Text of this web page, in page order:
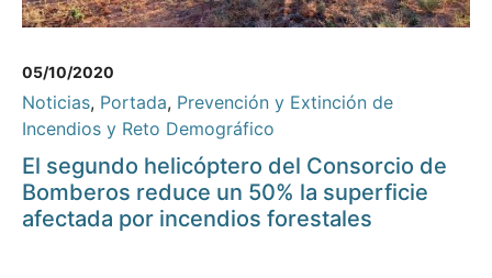
05/10/2020
Noticias, Portada, Prevención y Extinción de
Incendios y Reto Demográfico
El segundo helicóptero del Consorcio de
Bomberos reduce un 50% la superficie
afectada por incendios forestales